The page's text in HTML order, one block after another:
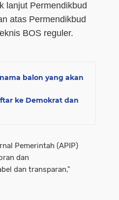
lanjut Permendikbud
atas Permendikbud
BOS reguler.
balon yang akan
ke Demokrat dan
Pemerintah (APIP)
dan
dan transparan,"